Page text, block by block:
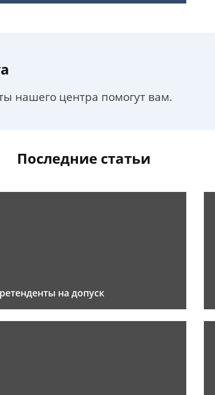
нашего центра помогут вам.
Последние статьи
на допуск